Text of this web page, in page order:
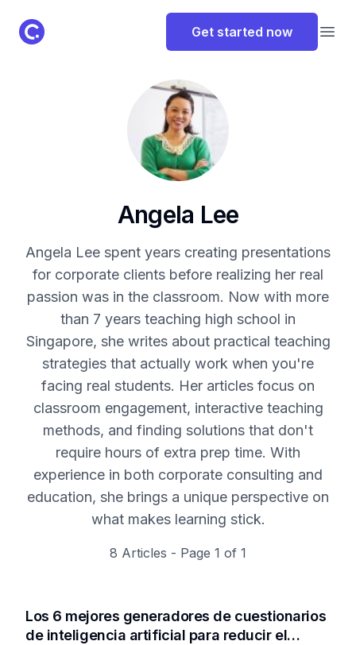
ClassPoint Logo Get started now
Angela Lee
Angela Lee spent years creating presentations
for corporate clients before realizing her real
passion was in the classroom. Now with more
than 7 years teaching high school in
Singapore, she writes about practical teaching
strategies that actually work when you're
facing real students. Her articles focus on
classroom engagement, interactive teaching
methods, and finding solutions that don't
require hours of extra prep time. With
experience in both corporate consulting and
education, she brings a unique perspective on
what makes learning stick.
8 Articles - Page 1 of 1
Los 6 mejores generadores de cuestionarios
de inteligencia artificial para reducir el